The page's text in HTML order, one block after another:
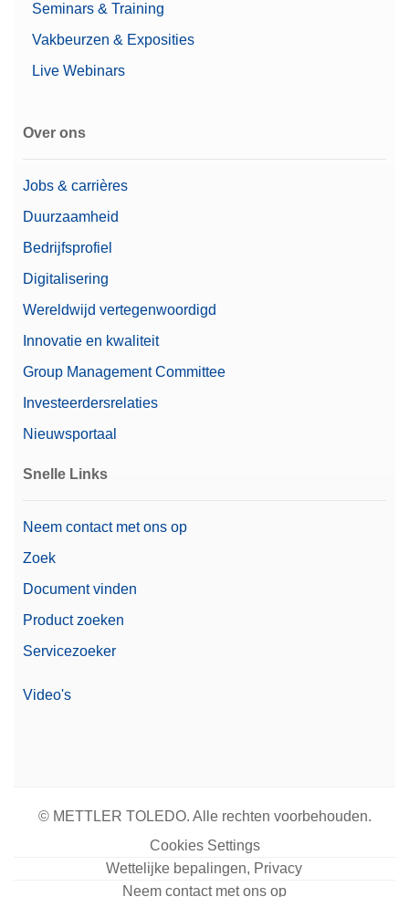
Seminars & Training
Vakbeurzen & Exposities
Live Webinars
Over ons
Jobs & carrières
Duurzaamheid
Bedrijfsprofiel
Digitalisering
Wereldwijd vertegenwoordigd
Innovatie en kwaliteit
Group Management Committee
Investeerdersrelaties
Nieuwsportaal
Snelle Links
Neem contact met ons op
Zoek
Document vinden
Product zoeken
Servicezoeker
Video's
© METTLER TOLEDO. Alle rechten voorbehouden.
Cookies Settings
Wettelijke bepalingen, Privacy
Neem contact met ons op